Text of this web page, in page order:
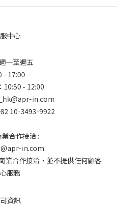
中心
一至週五
- 17:00
10:50 - 12:00
in.com
10-3493-9922
合作接洽 :
in.com
業合作接洽，並不提供任何顧客
服務
資訊